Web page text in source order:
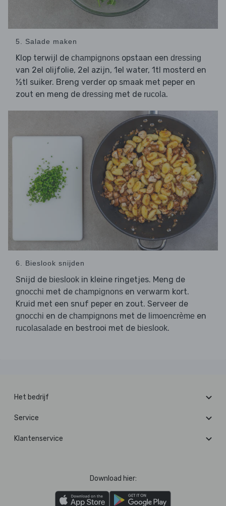
5. Salade maken
Klop terwijl de champignons opstaan een dressing
van 2el olijfolie, 2el azijn, 1el water, 1tl mosterd en
½tl suiker. Breng verder op smaak met peper en
zout en meng de dressing met de rucola.
6. Bieslook snijden
Snijd de bieslook in kleine ringetjes. Meng de
gnocchi met de champignons en verwarm kort.
Kruid met een snuf peper en zout. Serveer de
gnocchi en de champignons met de limoencrème en
rucolasalade en bestrooi met de bieslook.
Het bedrijf
Service
Klantenservice
Download hier: